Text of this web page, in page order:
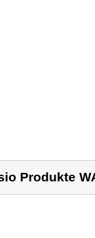
Produkte